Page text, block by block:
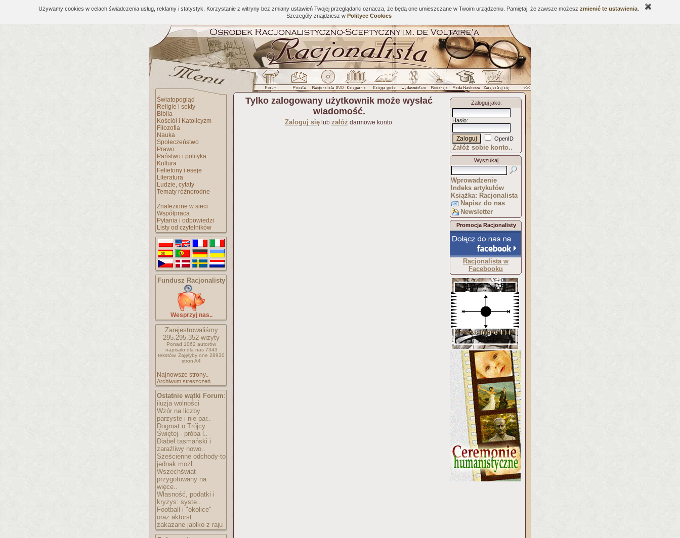
Używamy cookies w celach świadczenia usług, reklamy i statystyk. Korzystanie z witryny bez zmiany ustawień Twojej przeglądarki oznacza, że będą one umieszczane w Twoim urządzeniu. Pamiętaj, że zawsze możesz zmienić te ustawienia
Szczegóły znajdziesz w Polityce Cookies
Światopogląd
Religie i sekty
Biblia
Kościół i Katolicyzm
Filozofia
Nauka
Społeczeństwo
Prawo
Państwo i polityka
Kultura
Felietony i eseje
Literatura
Ludzie, cytaty
Tematy różnorodne
Znalezione w sieci
Współpraca
Pytania i odpowiedzi
Listy od czytelników
Fundusz Racjonalisty
Wesprzyj nas..
Zarejestrowaliśmy
295.295.352 wizyty
Ponad 1062 autorów
napisało dla nas 7343
tekstów. Zajęłyby one 28930
stron A4
Najnowsze strony..
Archiwum streszczeń..
Ostatnie wątki Forum:
iluzja wolności
Wzór na liczby
parzyste i nie par..
Dogmat o Trójcy
Świętej - próba l..
Diabeł tasmański i
zaraźliwy nowo..
Sześcienne odchody-to
jednak możl..
Wszechświat
przygotowany na
więce..
Własność, podatki i
kryzys: syste..
Football i "okolice"
oraz aktorst..
zakazane jabłko z raju
Tylko zalogowany użytkownik może wysłać
wiadomość.
Zaloguj sięlub załóż darmowe konto.
Zaloguj jako:
Hasło:
OpenID
Załóż sobie konto..
Wyszukaj
Wprowadzenie
Indeks artykułów
Książka: Racjonalista
Napisz do nas
Newsletter
Promocja Racjonalisty
Racjonalista w
Facebooku